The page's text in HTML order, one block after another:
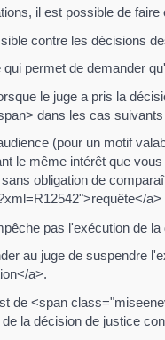
il est possible de
contre les décisions
permet de demander
le juge a pris la
dans les cas
(pour un motif
le même intérêt que
obligation de
pas l'exécution de
au juge de suspendre
a>.
de <span
la décision de justice